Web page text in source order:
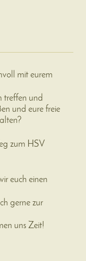
mit eurem
treffen und
und eure freie
zum HSV
euch einen
gerne zur
uns Zeit!